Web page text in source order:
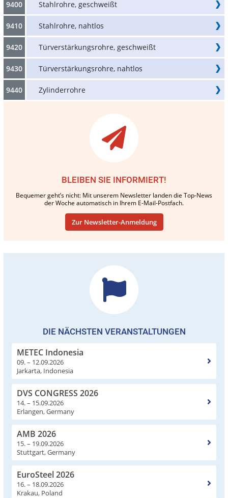
9400 Stahlrohre, geschweißt
9410 Stahlrohre, nahtlos
9420 Türverstärkungsrohre, geschweißt
9430 Türverstärkungsrohre, nahtlos
9440 Zylinderrohre
BLEIBEN SIE INFORMIERT!
Bequemer geht’s nicht: Mit unserem Newsletter landen die Top-News
der Woche automatisch in Ihrem E-Mail-Postfach.
Zur Newsletter-Anmeldung
DIE NÄCHSTEN VERANSTALTUNGEN
METEC Indonesia
09. – 12.09.2026
Jarkarta, Indonesia
DVS CONGRESS 2026
14. – 15.09.2026
Erlangen, Germany
AMB 2026
15. – 19.09.2026
Stuttgart, Germany
EuroSteel 2026
16. – 18.09.2026
Krakau, Poland